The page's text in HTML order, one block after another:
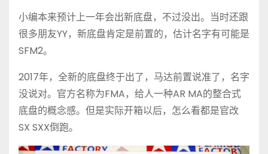
小编本来预计上一年会出新底盘，不过没出。当时还跟
很多朋友YY，新底盘肯定是前置的，估计名字有可能是
SFM2。
2017年，全新的底盘终于出了，马达前置说准了，名字
没说对。官方名称为FMA，给人一种AR MA的整合式
底盘的概念感。但是实际开箱以后，怎么看都是官改
SX SXX倒跑。